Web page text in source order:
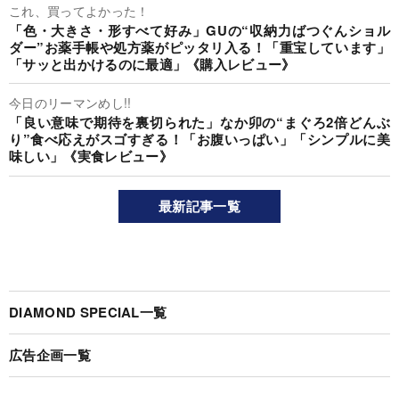
これ、買ってよかった！
「色・大きさ・形すべて好み」GUの“収納力ばつぐんショル
ダー”お薬手帳や処方薬がピッタリ入る！「重宝しています」
「サッと出かけるのに最適」《購入レビュー》
今日のリーマンめし!!
「良い意味で期待を裏切られた」なか卯の“まぐろ2倍どんぶ
り”食べ応えがスゴすぎる！「お腹いっぱい」「シンプルに美
味しい」《実食レビュー》
最新記事一覧
DIAMOND SPECIAL一覧
広告企画一覧